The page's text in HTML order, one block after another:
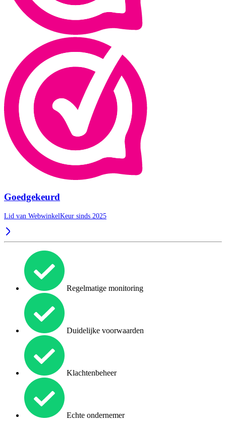
Goedgekeurd
Lid van WebwinkelKeur sinds 2025
Regelmatige monitoring
Duidelijke voorwaarden
Klachtenbeheer
Echte ondernemer